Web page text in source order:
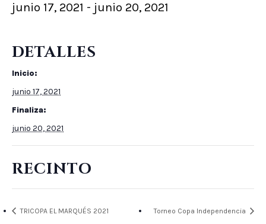
junio 17, 2021 - junio 20, 2021
DETALLES
Inicio:
junio 17, 2021
Finaliza:
junio 20, 2021
RECINTO
TRICOPA EL MARQUÉS 2021 Torneo Copa Independencia